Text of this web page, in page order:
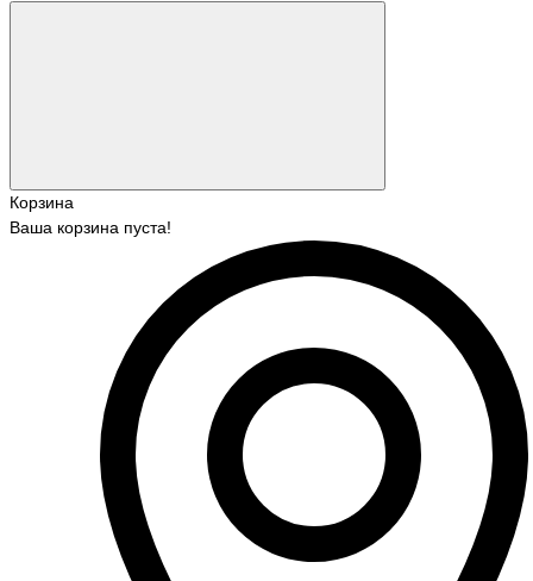
Корзина
Ваша корзина пуста!